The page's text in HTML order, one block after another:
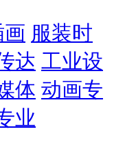
服装时
达 工业设
体 动画专
业